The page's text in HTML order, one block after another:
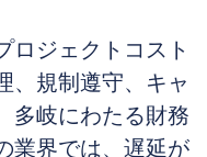
ロジェクトコスト
、規制遵守、キャ
多岐にわたる財務
業界では、遅延が